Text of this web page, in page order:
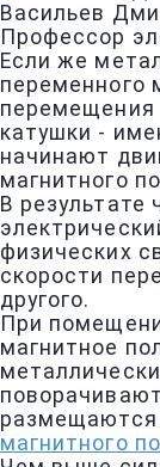
Васильев
Профессор
Если же
переменного
перемещения
катушки -
начинают
магнитного
В результате
физических
скорости
другого.
При
магнитное
размещаются
магнитного